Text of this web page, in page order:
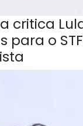
critica
para o